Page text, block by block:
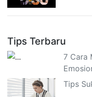
Tips Terbaru
7 Cara
Tips